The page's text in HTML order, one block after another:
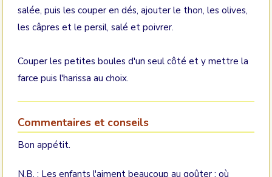
salée, puis les couper en dés, ajouter le thon, les olives,
les câpres et le persil, salé et poivrer.
Couper les petites boules d'un seul côté et y mettre la
farce puis l'harissa au choix.
Commentaires et conseils
Bon appétit.
N.B. : Les enfants l'aiment beaucoup au goûter ; où